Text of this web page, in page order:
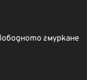
гмуркане